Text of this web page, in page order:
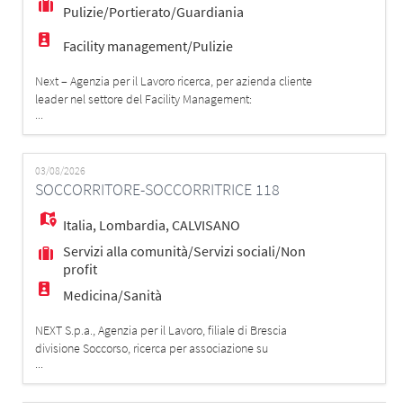
Pulizie/Portierato/Guardiania
Facility management/Pulizie
Next – Agenzia per il Lavoro ricerca, per azienda cliente
leader nel settore del Facility Management:
un/una Responsabile Operativo – Soft Facility
Management (Pulizie e Facchinaggio) Principali
attività - Coordinerai e supervisionerai le attività
operative presso le sedi dei clienti, assicurando il
corretto svolgimento dei servizi. - Pian
...
03/08/2026
SOCCORRITORE-SOCCORRITRICE 118
Italia, Lombardia,CALVISANO
Servizi alla comunità/Servizi sociali/Non
profit
Medicina/Sanità
NEXT S.p.a., Agenzia per il Lavoro, filiale di Brescia
divisione Soccorso, ricerca per associazione su
Calvisano (BS) e su tutto il territorio di Brescia e
provincia, figure di SOCCORRITORE/SOCCORRITRICE
...